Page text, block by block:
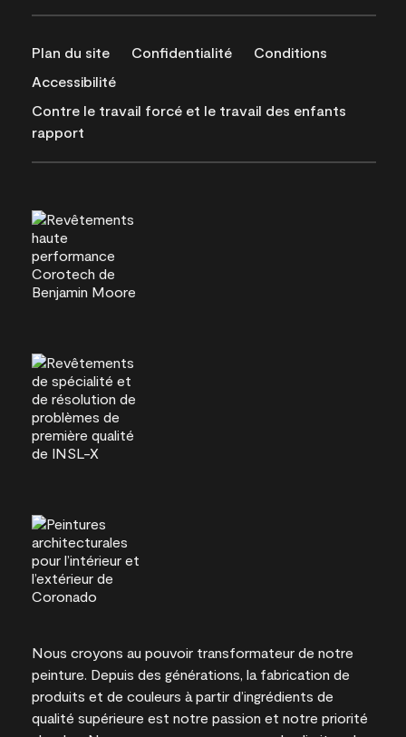
Plan du site Confidentialité
Conditions
Accessibilité
Contre le travail forcé et le travail des enfants
rapport
Nous croyons au pouvoir transformateur de notre
peinture. Depuis des générations, la fabrication de
produits et de couleurs à partir d’ingrédients de
qualité supérieure est notre passion et notre priorité